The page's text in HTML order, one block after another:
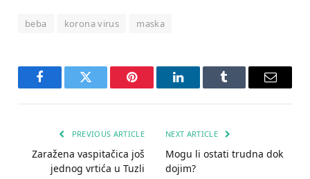
beba korona virus maska
FacebookTwitter Pinterest LinkedInTumblr Email
PREVIOUS ARTICLE
Zaražena vaspitačica još
jednog vrtića u Tuzli
NEXT ARTICLE
Mogu li ostati trudna dok
dojim?